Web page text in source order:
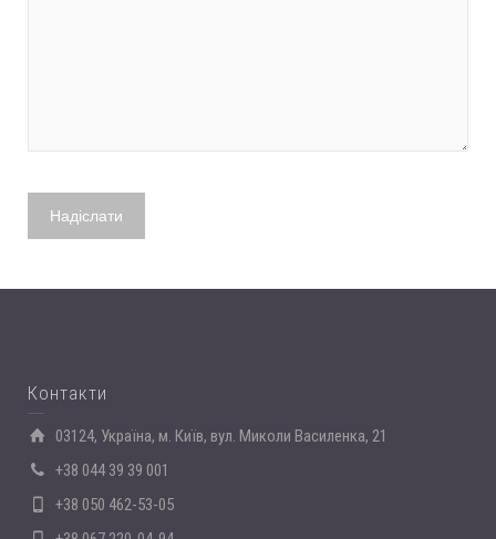
Контакти
03124, Україна, м. Київ, вул. Миколи Василенка, 21
+38 044 39 39 001
+38 050 462-53-05